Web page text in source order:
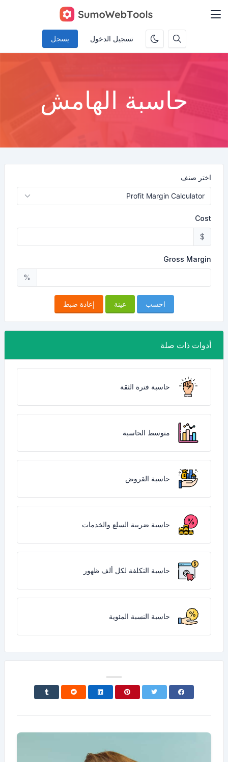
تسجيل الدخول يسجل
حاسبة الهامش
اختر صنف
Cost
$
Gross Margin
%
احسب عينة إعادة ضبط
أدوات ذات صلة
حاسبة فترة الثقة
متوسط الحاسبة
حاسبة القروض
حاسبة ضريبة السلع والخدمات
حاسبة التكلفة لكل ألف ظهور
حاسبة النسبة المئوية